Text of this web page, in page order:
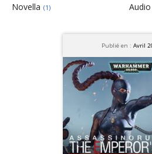
Novella (1)
Publié en : Avril